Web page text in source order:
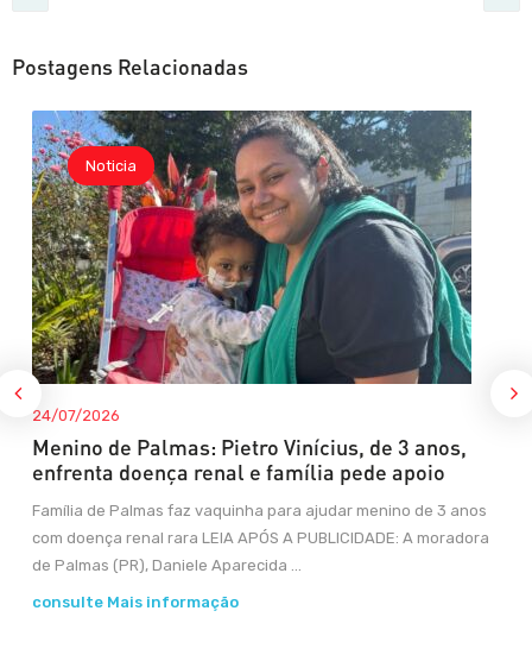
Postagens Relacionadas
Noticia
24/07/2026
Menino de Palmas: Pietro Vinícius, de 3 anos,
enfrenta doença renal e família pede apoio
Família de Palmas faz vaquinha para ajudar menino de 3 anos
com doença renal rara LEIA APÓS A PUBLICIDADE: A moradora
de Palmas (PR), Daniele Aparecida ...
consulte Mais informação